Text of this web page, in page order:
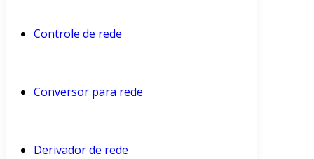
Controle de rede
Conversor para rede
Derivador de rede